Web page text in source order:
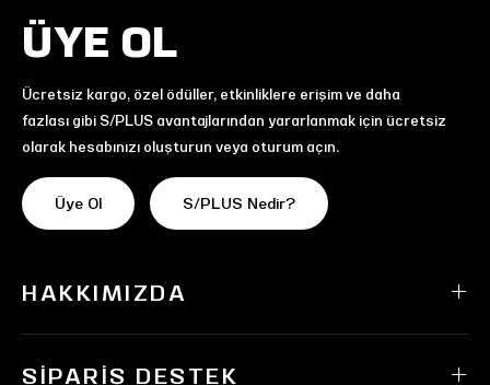
ÜYE OL
Ücretsiz kargo, özel ödüller, etkinliklere erişim ve daha
fazlası gibi S/PLUS avantajlarından yararlanmak için ücretsiz
olarak hesabınızı oluşturun veya oturum açın.
Üye Ol S/PLUS Nedir?
HAKKIMIZDA
SIPARIŞ DESTEK